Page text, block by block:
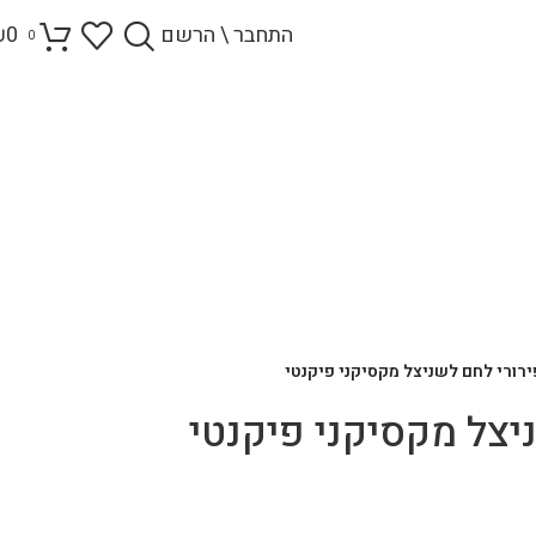
התחבר \ הרשם 0
0
לחם לשניצל מקסיקני פיקנטי
מקסיקני פיקנטי